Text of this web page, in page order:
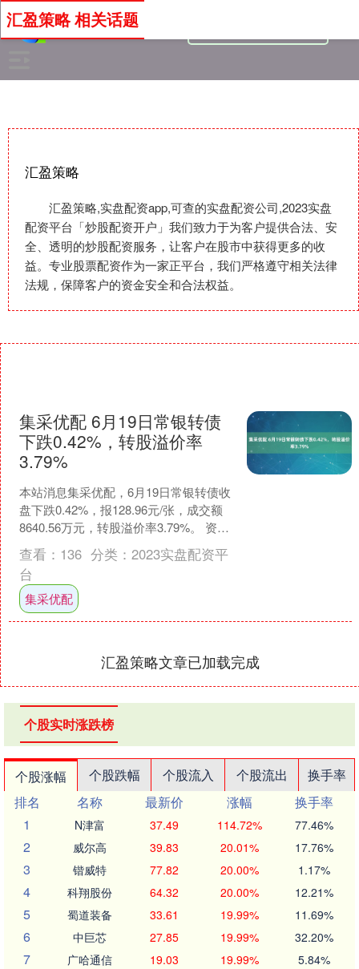
汇盈策略
汇盈策略,实盘配资app,可查的实盘配资公司,2023实盘
配资平台「炒股配资开户」我们致力于为客户提供合法、安
全、透明的炒股配资服务，让客户在股市中获得更多的收
益。专业股票配资作为一家正平台，我们严格遵守相关法律
法规，保障客户的资金安全和合法权益。
汇盈策略 相关话题
集采优配 6月19日常银转债
下跌0.42%，转股溢价率
3.79%
本站消息集采优配，6月19日常银转债收
盘下跌0.42%，报128.96元/张，成交额
8640.56万元，转股溢价率3.79%。 资料
显示，常银转债信用级别为“A....
查看： 136 分类： 2023实盘配资平
台
集采优配
汇盈策略文章已加载完成
个股实时涨跌榜
个股涨幅 个股跌幅 个股流入 个股流出
换手率
排名
名称 最新价 涨幅
换手率
1
N津富 37.49 114.72% 77.46%
2 威尔高 39.83 20.01% 17.76%
3 锴威特 77.82 20.00% 1.17%
4 科翔股份 64.32 20.00% 12.21%
5 蜀道装备 33.61 19.99% 11.69%
6 中巨芯 27.85 19.99% 32.20%
7 广哈通信 19.03 19.99% 5.84%